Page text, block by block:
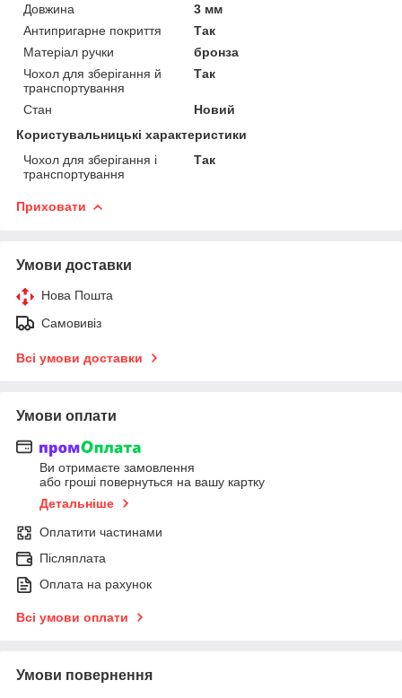
Довжина
3 мм
Антипригарне покриття
Так
Матеріал ручки
бронза
Чохол для зберігання й
транспортування
Так
Стан
Новий
Користувальницькі характеристики
Чохол для зберігання і
транспортування
Так
Приховати
Умови доставки
Нова Пошта
Самовивіз
Всі умови доставки
Умови оплати
Ви отримаєте замовлення
або гроші повернуться на вашу картку
Детальніше
Оплатити частинами
Післяплата
Оплата на рахунок
Всі умови оплати
Умови повернення